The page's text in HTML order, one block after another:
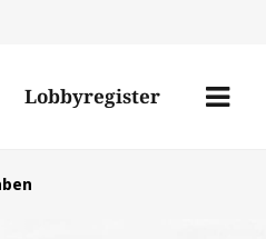
Lobbyregister
Menü